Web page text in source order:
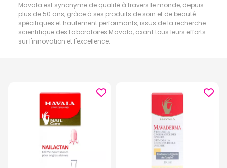
Mavala est synonyme de qualité à travers le monde, depuis
plus de 50 ans, grâce à ses produits de soin et de beauté
spécifiques et hautement performants, issus de la recherche
scientifique des Laboratoires Mavala, axant tous leurs efforts
sur l'innovation et l'excellence.